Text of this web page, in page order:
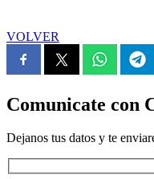
VOLVER
Comunicate con
Dejanos tus datos y te